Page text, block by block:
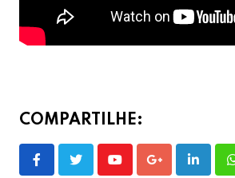
COMPARTILHE:
YoutubeGoogle+